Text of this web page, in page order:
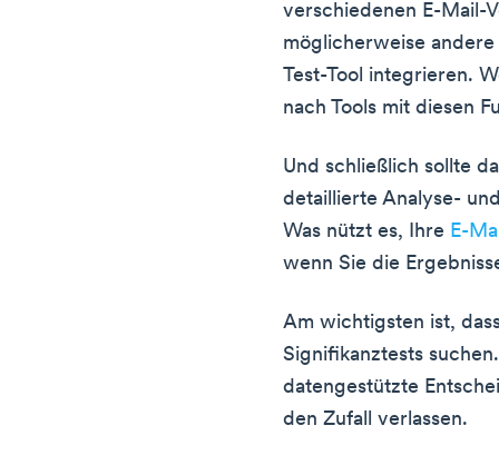
verschiedenen E-Mail-
möglicherweise
Test-Tool integrieren.
nach Tools mit diesen
Und schließlich sollte
detaillierte Analyse-
Was nützt es, Ihre E-
wenn Sie die
Am wichtigsten ist,
Signifikanztests
datengestützte
den Zufall verlassen.